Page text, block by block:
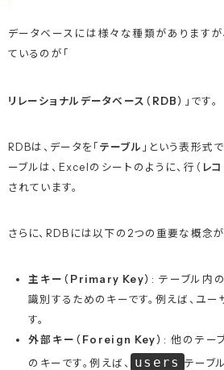
データベースには様々な種類があります
ているのが「
リレーショナルデータベース（RDB） 」です。
RDBは、データを「 テーブル 」という表形式
ーブルは、Excelのシートのように、行（ レ
されています。
さらに、RDBには以下の2つの重要な概念が
主キー（Primary Key） : テーブル内
識別するためのキーです。例えば、ユ
す。
外部キー（Foreign Key） : 他のテー
のキーです。例えば、
users テーブ